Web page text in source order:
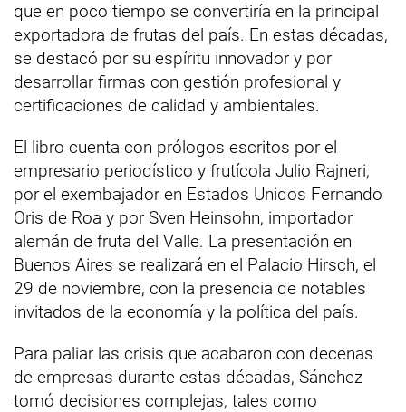
que en poco tiempo se convertiría en la principal
exportadora de frutas del país. En estas décadas,
se destacó por su espíritu innovador y por
desarrollar firmas con gestión profesional y
certificaciones de calidad y ambientales.
El libro cuenta con prólogos escritos por el
empresario periodístico y frutícola Julio Rajneri,
por el exembajador en Estados Unidos Fernando
Oris de Roa y por Sven Heinsohn, importador
alemán de fruta del Valle. La presentación en
Buenos Aires se realizará en el Palacio Hirsch, el
29 de noviembre, con la presencia de notables
invitados de la economía y la política del país.
Para paliar las crisis que acabaron con decenas
de empresas durante estas décadas, Sánchez
tomó decisiones complejas, tales como